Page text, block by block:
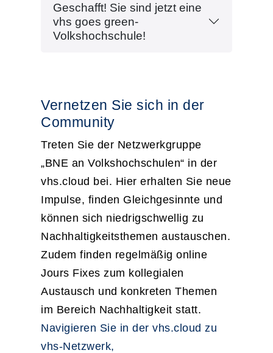
Geschafft! Sie sind jetzt eine
vhs goes green-
Volkshochschule!
Vernetzen Sie sich in der
Community
Treten Sie der Netzwerkgruppe
„BNE an Volkshochschulen“ in der
vhs.cloud bei. Hier erhalten Sie neue
Impulse, finden Gleichgesinnte und
können sich niedrigschwellig zu
Nachhaltigkeitsthemen austauschen.
Zudem finden regelmäßig online
Jours Fixes zum kollegialen
Austausch und konkreten Themen
im Bereich Nachhaltigkeit statt.
Navigieren Sie in der vhs.cloud zu
vhs-Netzwerk,